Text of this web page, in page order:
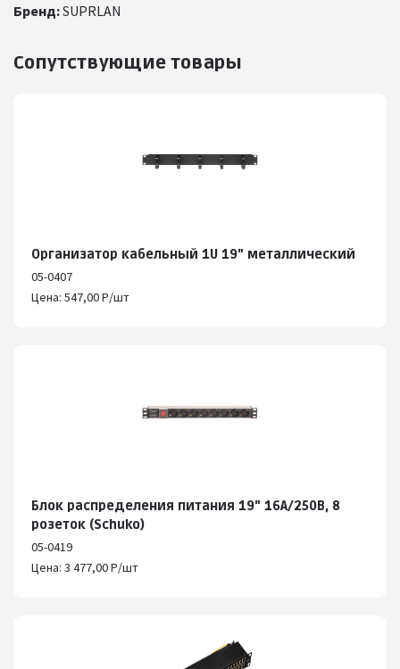
Бренд:SUPRLAN
Сопутствующие товары
Организатор кабельный 1U 19" металлический
05-0407
Цена: 547,00 Р/шт
Блок распределения питания 19" 16А/250В, 8
розеток (Schuko)
05-0419
Цена: 3 477,00 Р/шт